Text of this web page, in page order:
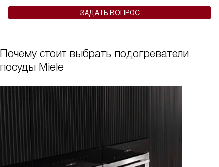
ЗАДАТЬ ВОПРОС
Почему стоит выбрать подогреватели
посуды Miele